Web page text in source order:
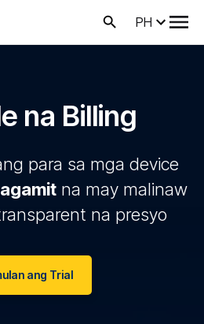
PH
na Billing
para sa mga device
na may malinaw
na presyo
ang Trial